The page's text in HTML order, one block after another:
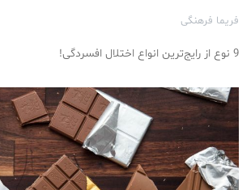
فریما فرهنگی
9 نوع از رایج‌ترین انواع اختلال افسردگی!